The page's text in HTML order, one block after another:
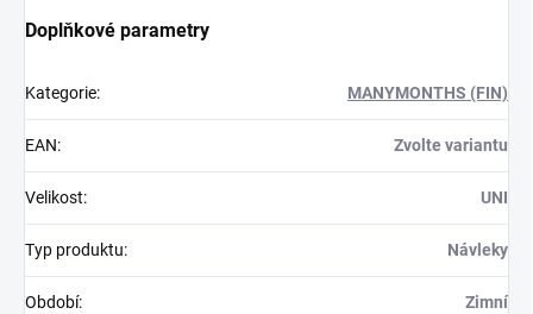
Doplňkové parametry
Kategorie: MANYMONTHS (FIN)
EAN: Zvolte variantu
Velikost: UNI
Typ produktu: Návleky
Období: Zimní